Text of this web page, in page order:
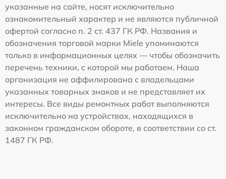
указанные на сайте, носят исключительно
ознакомительный характер и не являются публичной
офертой согласно п. 2 ст. 437 ГК РФ. Названия и
обозначения торговой марки Miele упоминаются
только в информационных целях — чтобы обозначить
перечень техники, с которой мы работаем. Наша
организация не аффилирована с владельцами
указанных товарных знаков и не представляет их
интересы. Все виды ремонтных работ выполняются
исключительно на устройствах, находящихся в
законном гражданском обороте, в соответствии со ст.
1487 ГК РФ.